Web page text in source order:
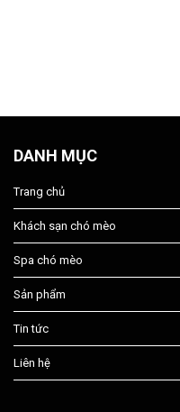
DANH MỤC
Trang chủ
Khách sạn chó mèo
Spa chó mèo
Sản phẩm
Tin tức
Liên hệ